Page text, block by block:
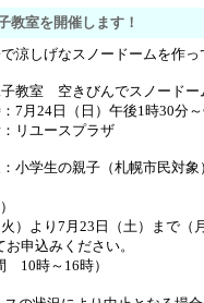
教室を開催します！
涼しげなスノードームを作っ
子教室 空きびんでスノードー
：7月24日（日）午後1時30分
リユースプラザ
小学生の親子（札幌市民対象
）より7月23日（土）まで（
込みください。
時～16時）